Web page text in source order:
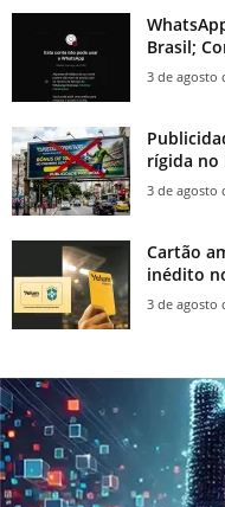
Brasil;
3 de agosto
rígida no
3 de agosto
Cartão
inédito
3 de agosto